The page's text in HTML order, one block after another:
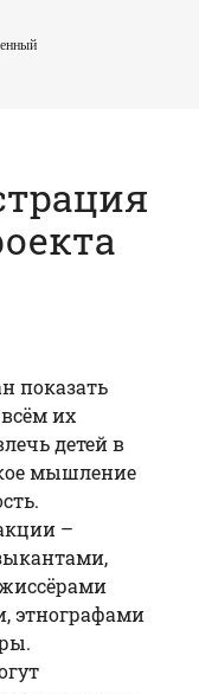
показать
их
детей в
мышление
–
этнографами